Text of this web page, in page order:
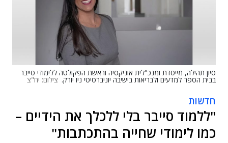
סיון תהילה, מייסדת ומנכ"לית אוניקסיה וראשת הפקולטה ללימודי סייבר
בבית הספר למדעים ולבריאות בישיבה יוניברסיטי ניו יורק. צילום: יח"צ
חדשות
"ללמוד סייבר בלי ללכלך את הידיים –
כמו לימודי שחייה בהתכתבות"